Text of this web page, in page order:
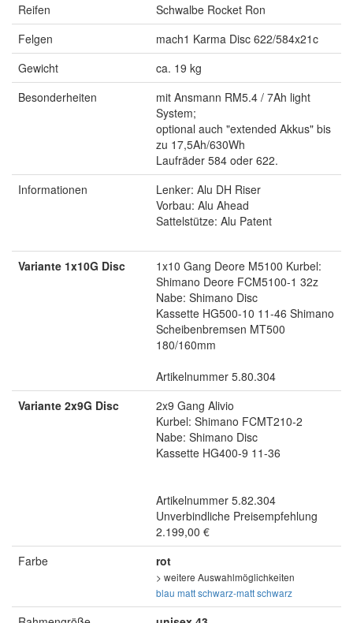
Reifen
Schwalbe Rocket Ron
Felgen
mach1 Karma Disc 622/584x21c
Gewicht
ca. 19 kg
Besonderheiten
mit Ansmann RM5.4 / 7Ah light
System;
optional auch "extended Akkus" bis
zu 17,5Ah/630Wh
Laufräder 584 oder 622.
Informationen
Lenker: Alu DH Riser
Vorbau: Alu Ahead
Sattelstütze: Alu Patent
Variante 1x10G Disc
1x10 Gang Deore M5100 Kurbel:
Shimano Deore FCM5100-1 32z
Nabe: Shimano Disc
Kassette HG500-10 11-46 Shimano
Scheibenbremsen MT500
180/160mm
Artikelnummer 5.80.304
Variante 2x9G Disc
2x9 Gang Alivio
Kurbel: Shimano FCMT210-2
Nabe: Shimano Disc
Kassette HG400-9 11-36
Artikelnummer 5.82.304
Unverbindliche Preisempfehlung
2.199,00 €
Farbe
rot
> weitere Auswahlmöglichkeiten
blau mattschwarz-mattschwarz